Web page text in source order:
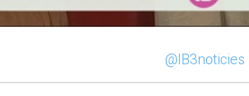
@IB3noticies